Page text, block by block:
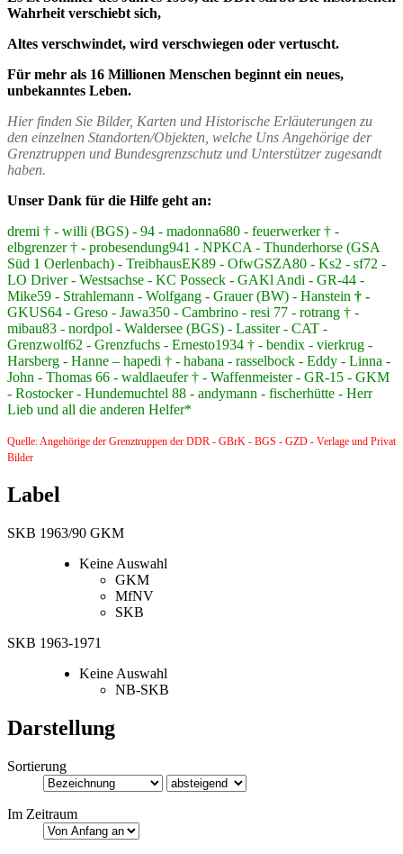
Wahrheit verschiebt sich,
Altes verschwindet, wird verschwiegen oder vertuscht.
Für mehr als 16 Millionen Menschen beginnt ein neues,
unbekanntes Leben.
Hier finden Sie Bilder, Karten und Historische Erläuterungen zu
den einzelnen Standorten/Objekten, welche Uns Angehörige der
Grenztruppen und Bundesgrenzschutz und Unterstützer zugesandt
haben.
Unser Dank für die Hilfe geht an:
dremi † - willi (BGS) - 94 - madonna680 - feuerwerker † -
elbgrenzer † - probesendung941 - NPKCA - Thunderhorse (GSA
Süd 1 Oerlenbach) - TreibhausEK89 - OfwGSZA80 - Ks2 - sf72 -
LO Driver - Westsachse - KC Posseck - GAKl Andi - GR-44 -
Mike59 - Strahlemann - Wolfgang - Grauer (BW) - Hanstein † -
GKUS64 - Greso - Jawa350 - Cambrino - resi 77 - rotrang † -
mibau83 - nordpol - Waldersee (BGS) - Lassiter - CAT -
Grenzwolf62 - Grenzfuchs - Ernesto1934 † - bendix - vierkrug -
Harsberg - Hanne – hapedi † - habana - rasselbock - Eddy - Linna -
John - Thomas 66 - waldlaeufer † - Waffenmeister - GR-15 - GKM
- Rostocker - Hundemuchtel 88 - andymann - fischerhütte - Herr
Lieb und all die anderen Helfer*
Quelle: Angehörige der Grenztruppen der DDR - GBrK - BGS - GZD - Verlage und Privat
Bilder
Label
SKB 1963/90 GKM
Keine Auswahl
GKM
MfNV
SKB
SKB 1963-1971
Keine Auswahl
NB-SKB
Darstellung
Sortierung
Im Zeitraum